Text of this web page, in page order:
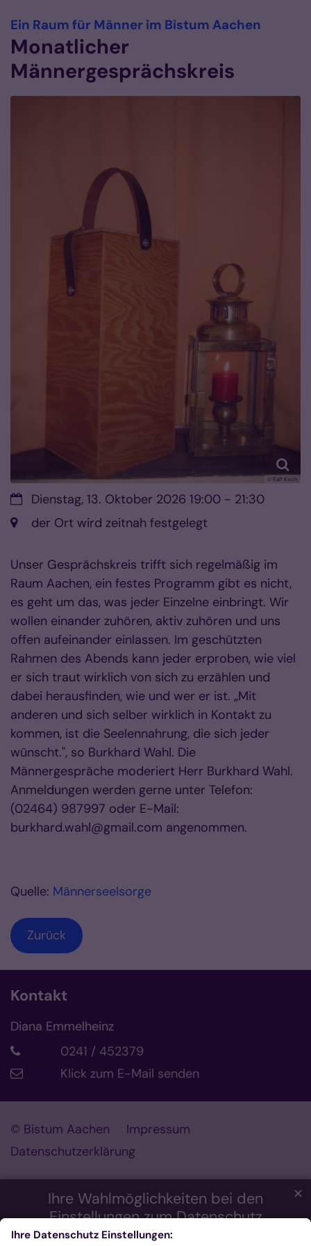
Ihre Wahlmöglichkeiten bei den
Einstellungen zum Datenschutz
Wir möchten Ihnen ein optimales Webseiten-Erlebnis bieten.
✕
Ein Raum für Männer im Bistum Aachen
Monatlicher
Männergesprächskreis
© Ralf Koch
Datum:Dienstag, 13. Oktober 2026 19:00 - 21:30
Ort: der Ort wird zeitnah festgelegt
Unser Gesprächskreis trifft sich regelmäßig im
Raum Aachen, ein festes Programm gibt es nicht,
es geht um das, was jeder Einzelne einbringt. Wir
wollen einander zuhören, aktiv zuhören und uns
offen aufeinander einlassen. Im geschützten
Rahmen des Abends kann jeder erproben, wie viel
er sich traut wirklich von sich zu erzählen und
dabei herausfinden, wie und wer er ist. „Mit
anderen und sich selber wirklich in Kontakt zu
kommen, ist die Seelennahrung, die sich jeder
wünscht.", so Burkhard Wahl. Die
Männergespräche moderiert Herr Burkhard Wahl.
Anmeldungen werden gerne unter Telefon:
(02464) 987997 oder E-Mail:
burkhard.wahl@gmail.com angenommen.
Quelle: Männerseelsorge
Zurück
Kontakt
Diana Emmelheinz
0241 / 452379
Klick zum E-Mail senden
© Bistum Aachen
Impressum
Datenschutzerklärung